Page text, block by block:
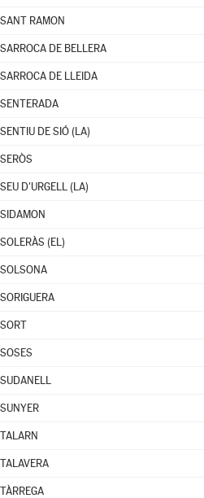
SANT RAMON
SARROCA DE BELLERA
SARROCA DE LLEIDA
SENTERADA
SENTIU DE SIÓ (LA)
SERÒS
SEU D'URGELL (LA)
SIDAMON
SOLERÀS (EL)
SOLSONA
SORIGUERA
SORT
SOSES
SUDANELL
SUNYER
TALARN
TALAVERA
TÀRREGA